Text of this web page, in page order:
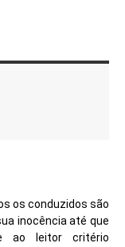
os conduzidos são
inocência até que
ao leitor critério